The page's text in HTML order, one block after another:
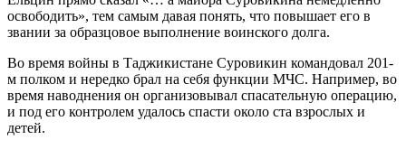
освободить», тем самым давая понять, что повышает его в
звании за образцовое выполнение воинского долга.
Во время войны в Таджикистане Суровикин командовал 201-
м полком и нередко брал на себя функции МЧС. Например, во
время наводнения он организовывал спасательную операцию,
и под его контролем удалось спасти около ста взрослых и
детей.